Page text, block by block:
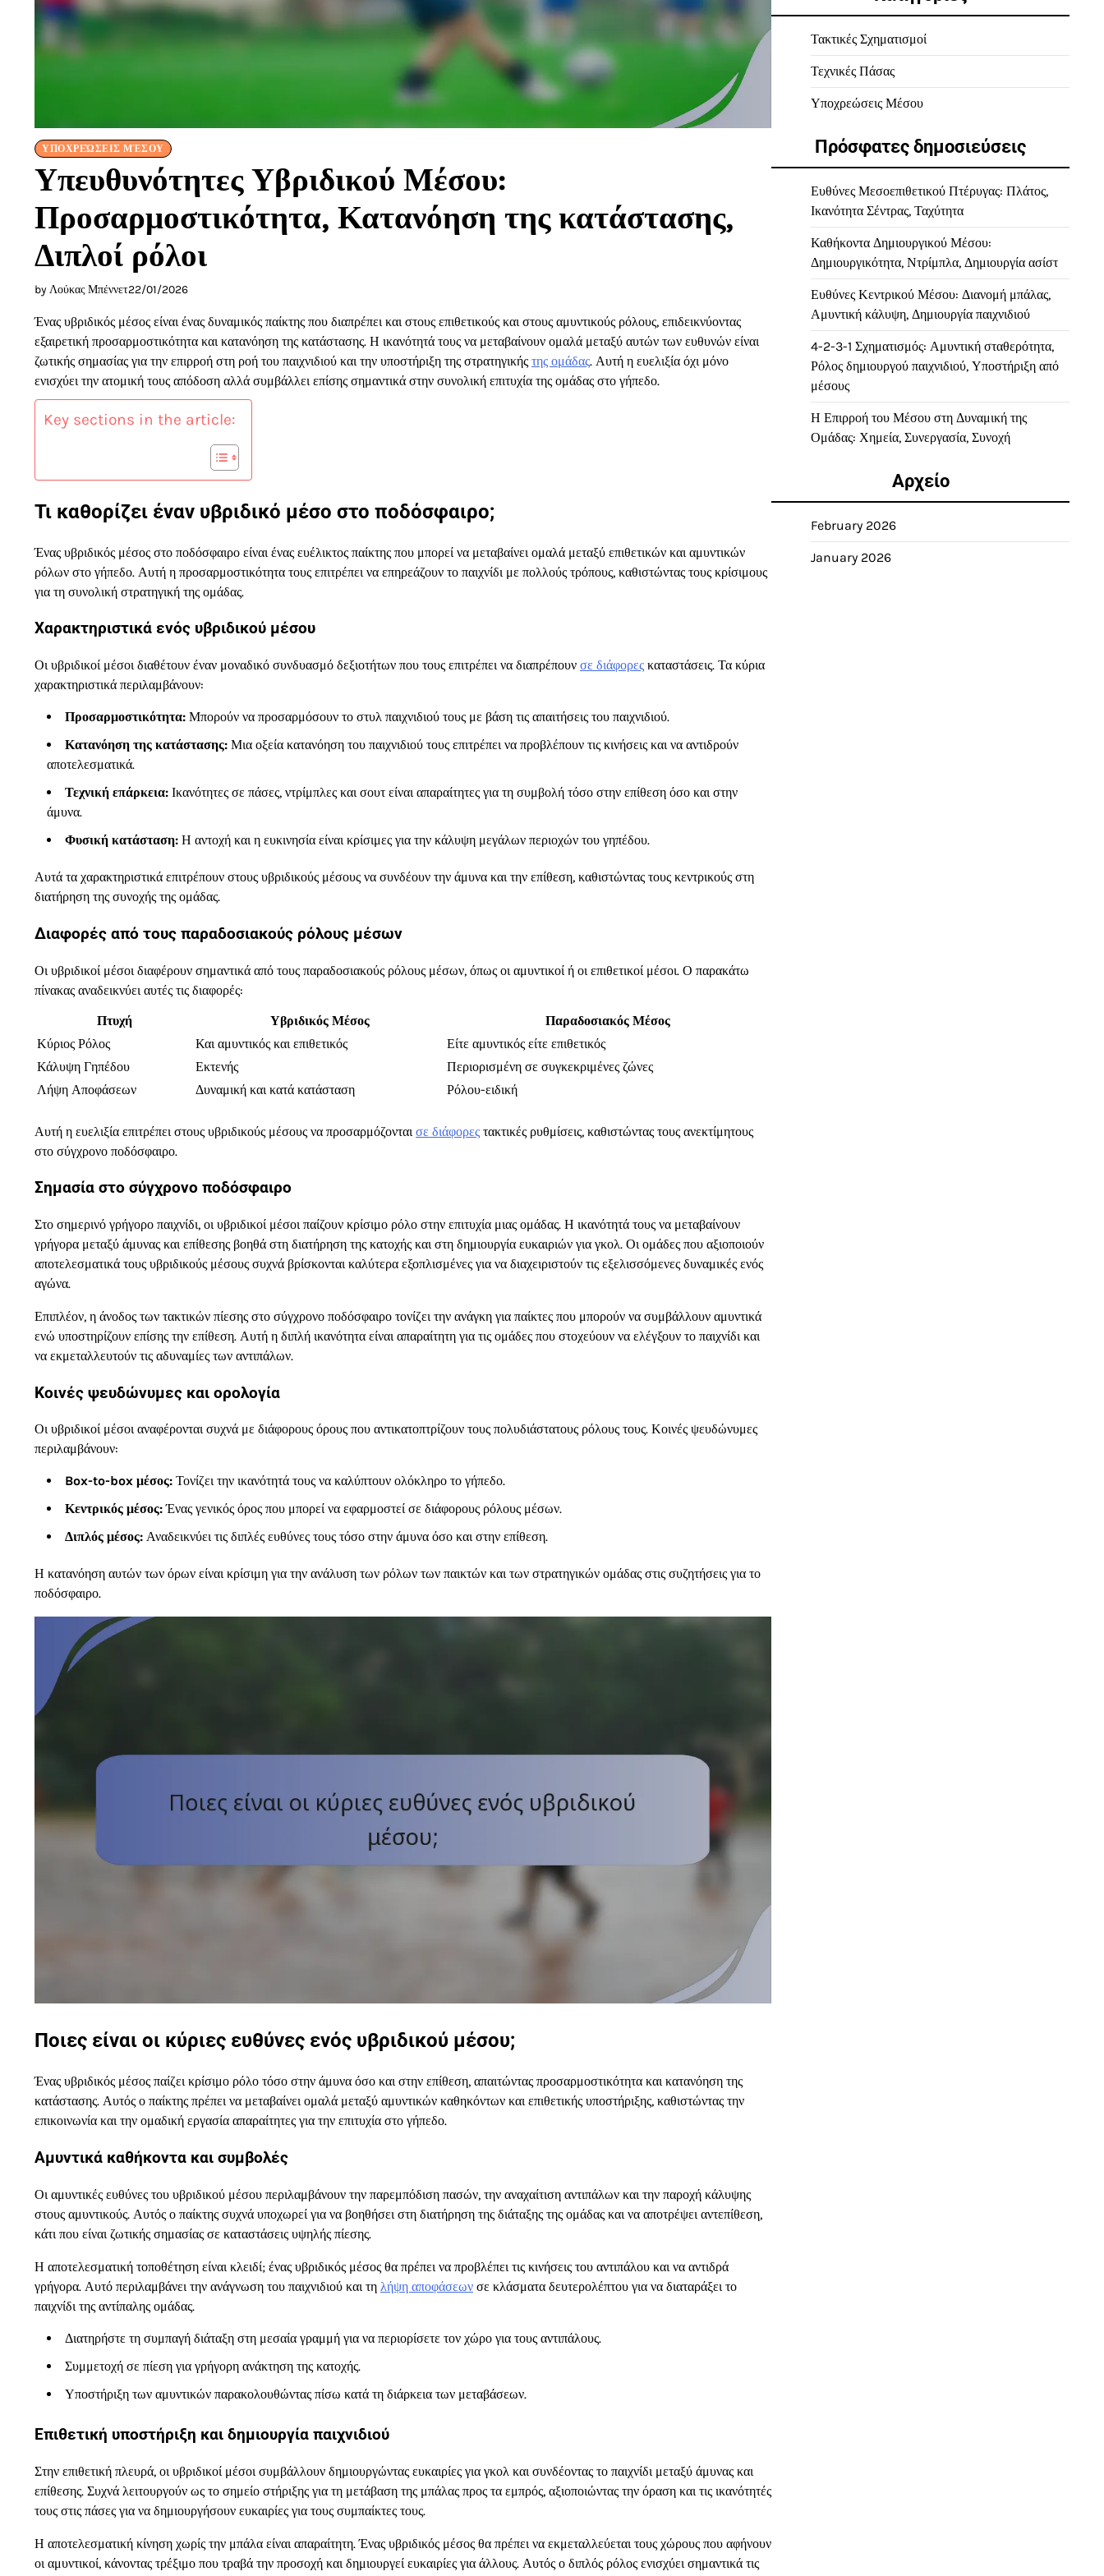
ΥΠΟΧΡΕΏΣΕΙΣ ΜΈΣΟΥ
Υπευθυνότητες Υβριδικού Μέσου:
Προσαρμοστικότητα, Κατανόηση της κατάστασης,
Διπλοί ρόλοι
by Λούκας Μπέννετ22/01/2026
Ένας υβριδικός μέσος είναι ένας δυναμικός παίκτης που διαπρέπει και στους επιθετικούς και στους αμυντικούς ρόλους, επιδεικνύοντας
εξαιρετική προσαρμοστικότητα και κατανόηση της κατάστασης. Η ικανότητά τους να μεταβαίνουν ομαλά μεταξύ αυτών των ευθυνών είναι
ζωτικής σημασίας για την επιρροή στη ροή του παιχνιδιού και την υποστήριξη της στρατηγικής της ομάδας. Αυτή η ευελιξία όχι μόνο
ενισχύει την ατομική τους απόδοση αλλά συμβάλλει επίσης σημαντικά στην συνολική επιτυχία της ομάδας στο γήπεδο.
Key sections in the article:
Τι καθορίζει έναν υβριδικό μέσο στο ποδόσφαιρο;
Ένας υβριδικός μέσος στο ποδόσφαιρο είναι ένας ευέλικτος παίκτης που μπορεί να μεταβαίνει ομαλά μεταξύ επιθετικών και αμυντικών
ρόλων στο γήπεδο. Αυτή η προσαρμοστικότητα τους επιτρέπει να επηρεάζουν το παιχνίδι με πολλούς τρόπους, καθιστώντας τους κρίσιμους
για τη συνολική στρατηγική της ομάδας.
Χαρακτηριστικά ενός υβριδικού μέσου
Οι υβριδικοί μέσοι διαθέτουν έναν μοναδικό συνδυασμό δεξιοτήτων που τους επιτρέπει να διαπρέπουν σε διάφορες καταστάσεις. Τα κύρια
χαρακτηριστικά περιλαμβάνουν:
Προσαρμοστικότητα: Μπορούν να προσαρμόσουν το στυλ παιχνιδιού τους με βάση τις απαιτήσεις του παιχνιδιού.
Κατανόηση της κατάστασης: Μια οξεία κατανόηση του παιχνιδιού τους επιτρέπει να προβλέπουν τις κινήσεις και να αντιδρούν
αποτελεσματικά.
Τεχνική επάρκεια: Ικανότητες σε πάσες, ντρίμπλες και σουτ είναι απαραίτητες για τη συμβολή τόσο στην επίθεση όσο και στην
άμυνα.
Φυσική κατάσταση: Η αντοχή και η ευκινησία είναι κρίσιμες για την κάλυψη μεγάλων περιοχών του γηπέδου.
Αυτά τα χαρακτηριστικά επιτρέπουν στους υβριδικούς μέσους να συνδέουν την άμυνα και την επίθεση, καθιστώντας τους κεντρικούς στη
διατήρηση της συνοχής της ομάδας.
Διαφορές από τους παραδοσιακούς ρόλους μέσων
Οι υβριδικοί μέσοι διαφέρουν σημαντικά από τους παραδοσιακούς ρόλους μέσων, όπως οι αμυντικοί ή οι επιθετικοί μέσοι. Ο παρακάτω
πίνακας αναδεικνύει αυτές τις διαφορές:
Πτυχή
Υβριδικός Μέσος
Παραδοσιακός Μέσος
Κύριος Ρόλος
Και αμυντικός και επιθετικός
Είτε αμυντικός είτε επιθετικός
Κάλυψη Γηπέδου
Εκτενής
Περιορισμένη σε συγκεκριμένες ζώνες
Λήψη Αποφάσεων
Δυναμική και κατά κατάσταση Ρόλου-ειδική
Αυτή η ευελιξία επιτρέπει στους υβριδικούς μέσους να προσαρμόζονται σε διάφορες τακτικές ρυθμίσεις, καθιστώντας τους ανεκτίμητους
στο σύγχρονο ποδόσφαιρο.
Σημασία στο σύγχρονο ποδόσφαιρο
Στο σημερινό γρήγορο παιχνίδι, οι υβριδικοί μέσοι παίζουν κρίσιμο ρόλο στην επιτυχία μιας ομάδας. Η ικανότητά τους να μεταβαίνουν
γρήγορα μεταξύ άμυνας και επίθεσης βοηθά στη διατήρηση της κατοχής και στη δημιουργία ευκαιριών για γκολ. Οι ομάδες που αξιοποιούν
αποτελεσματικά τους υβριδικούς μέσους συχνά βρίσκονται καλύτερα εξοπλισμένες για να διαχειριστούν τις εξελισσόμενες δυναμικές ενός
αγώνα.
Επιπλέον, η άνοδος των τακτικών πίεσης στο σύγχρονο ποδόσφαιρο τονίζει την ανάγκη για παίκτες που μπορούν να συμβάλλουν αμυντικά
ενώ υποστηρίζουν επίσης την επίθεση. Αυτή η διπλή ικανότητα είναι απαραίτητη για τις ομάδες που στοχεύουν να ελέγξουν το παιχνίδι και
να εκμεταλλευτούν τις αδυναμίες των αντιπάλων.
Κοινές ψευδώνυμες και ορολογία
Οι υβριδικοί μέσοι αναφέρονται συχνά με διάφορους όρους που αντικατοπτρίζουν τους πολυδιάστατους ρόλους τους. Κοινές ψευδώνυμες
περιλαμβάνουν:
Box-to-box μέσος: Τονίζει την ικανότητά τους να καλύπτουν ολόκληρο το γήπεδο.
Κεντρικός μέσος:Ένας γενικός όρος που μπορεί να εφαρμοστεί σε διάφορους ρόλους μέσων.
Διπλός μέσος: Αναδεικνύει τις διπλές ευθύνες τους τόσο στην άμυνα όσο και στην επίθεση.
Η κατανόηση αυτών των όρων είναι κρίσιμη για την ανάλυση των ρόλων των παικτών και των στρατηγικών ομάδας στις συζητήσεις για το
ποδόσφαιρο.
Ποιες είναι οι κύριες ευθύνες ενός υβριδικού μέσου;
Ένας υβριδικός μέσος παίζει κρίσιμο ρόλο τόσο στην άμυνα όσο και στην επίθεση, απαιτώντας προσαρμοστικότητα και κατανόηση της
κατάστασης. Αυτός ο παίκτης πρέπει να μεταβαίνει ομαλά μεταξύ αμυντικών καθηκόντων και επιθετικής υποστήριξης, καθιστώντας την
επικοινωνία και την ομαδική εργασία απαραίτητες για την επιτυχία στο γήπεδο.
Αμυντικά καθήκοντα και συμβολές
Οι αμυντικές ευθύνες του υβριδικού μέσου περιλαμβάνουν την παρεμπόδιση πασών, την αναχαίτιση αντιπάλων και την παροχή κάλυψης
στους αμυντικούς. Αυτός ο παίκτης συχνά υποχωρεί για να βοηθήσει στη διατήρηση της διάταξης της ομάδας και να αποτρέψει αντεπίθεση,
κάτι που είναι ζωτικής σημασίας σε καταστάσεις υψηλής πίεσης.
Η αποτελεσματική τοποθέτηση είναι κλειδί; ένας υβριδικός μέσος θα πρέπει να προβλέπει τις κινήσεις του αντιπάλου και να αντιδρά
γρήγορα. Αυτό περιλαμβάνει την ανάγνωση του παιχνιδιού και τη λήψη αποφάσεων σε κλάσματα δευτερολέπτου για να διαταράξει το
παιχνίδι της αντίπαλης ομάδας.
Διατηρήστε τη συμπαγή διάταξη στη μεσαία γραμμή για να περιορίσετε τον χώρο για τους αντιπάλους.
Συμμετοχή σε πίεση για γρήγορη ανάκτηση της κατοχής.
Υποστήριξη των αμυντικών παρακολουθώντας πίσω κατά τη διάρκεια των μεταβάσεων.
Επιθετική υποστήριξη και δημιουργία παιχνιδιού
Στην επιθετική πλευρά, οι υβριδικοί μέσοι συμβάλλουν δημιουργώντας ευκαιρίες για γκολ και συνδέοντας το παιχνίδι μεταξύ άμυνας και
επίθεσης. Συχνά λειτουργούν ως το σημείο στήριξης για τη μετάβαση της μπάλας προς τα εμπρός, αξιοποιώντας την όραση και τις ικανότητές
τους στις πάσες για να δημιουργήσουν ευκαιρίες για τους συμπαίκτες τους.
Η αποτελεσματική κίνηση χωρίς την μπάλα είναι απαραίτητη. Ένας υβριδικός μέσος θα πρέπει να εκμεταλλεύεται τους χώρους που αφήνουν
οι αμυντικοί, κάνοντας τρέξιμο που τραβά την προσοχή και δημιουργεί ευκαιρίες για άλλους. Αυτός ο διπλός ρόλος ενισχύει σημαντικά τις
Τακτικές Σχηματισμοί
Τεχνικές Πάσας
Υποχρεώσεις Μέσου
Πρόσφατες δημοσιεύσεις
Ευθύνες Μεσοεπιθετικού Πτέρυγας: Πλάτος,
Ικανότητα Σέντρας, Ταχύτητα
Καθήκοντα Δημιουργικού Μέσου:
Δημιουργικότητα, Ντρίμπλα, Δημιουργία ασίστ
Ευθύνες Κεντρικού Μέσου: Διανομή μπάλας,
Αμυντική κάλυψη, Δημιουργία παιχνιδιού
4-2-3-1 Σχηματισμός: Αμυντική σταθερότητα,
Ρόλος δημιουργού παιχνιδιού, Υποστήριξη από
μέσους
Η Επιρροή του Μέσου στη Δυναμική της
Ομάδας: Χημεία, Συνεργασία, Συνοχή
Αρχείο
February 2026
January 2026